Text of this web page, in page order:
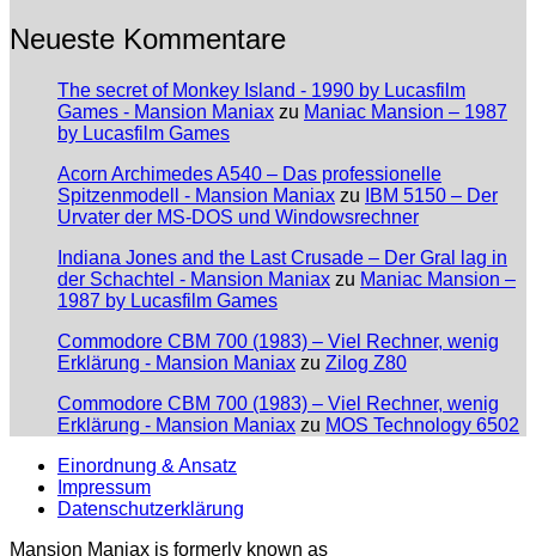
Neueste Kommentare
The secret of Monkey Island - 1990 by Lucasfilm
Games - Mansion Maniax zu Maniac Mansion – 1987
by Lucasfilm Games
Acorn Archimedes A540 – Das professionelle
Spitzenmodell - Mansion Maniax zu
IBM 5150 – Der
Urvater der MS-DOS und Windowsrechner
Indiana Jones and the Last Crusade – Der Gral lag in
der Schachtel - Mansion Maniax zu Maniac Mansion –
1987 by Lucasfilm Games
Commodore CBM 700 (1983) – Viel Rechner, wenig
Erklärung - Mansion Maniax zu Zilog Z80
Commodore CBM 700 (1983) – Viel Rechner, wenig
Erklärung - Mansion Maniax zu MOS Technology 6502
Einordnung & Ansatz
Impressum
Datenschutzerklärung
Mansion Maniax is formerly known as